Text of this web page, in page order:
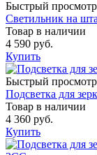
Быстрый просмотр
Светильник на
Товар в наличии
4 590 руб.
Купить
Быстрый просмотр
Подсветка для
Товар в наличии
4 360 руб.
Купить